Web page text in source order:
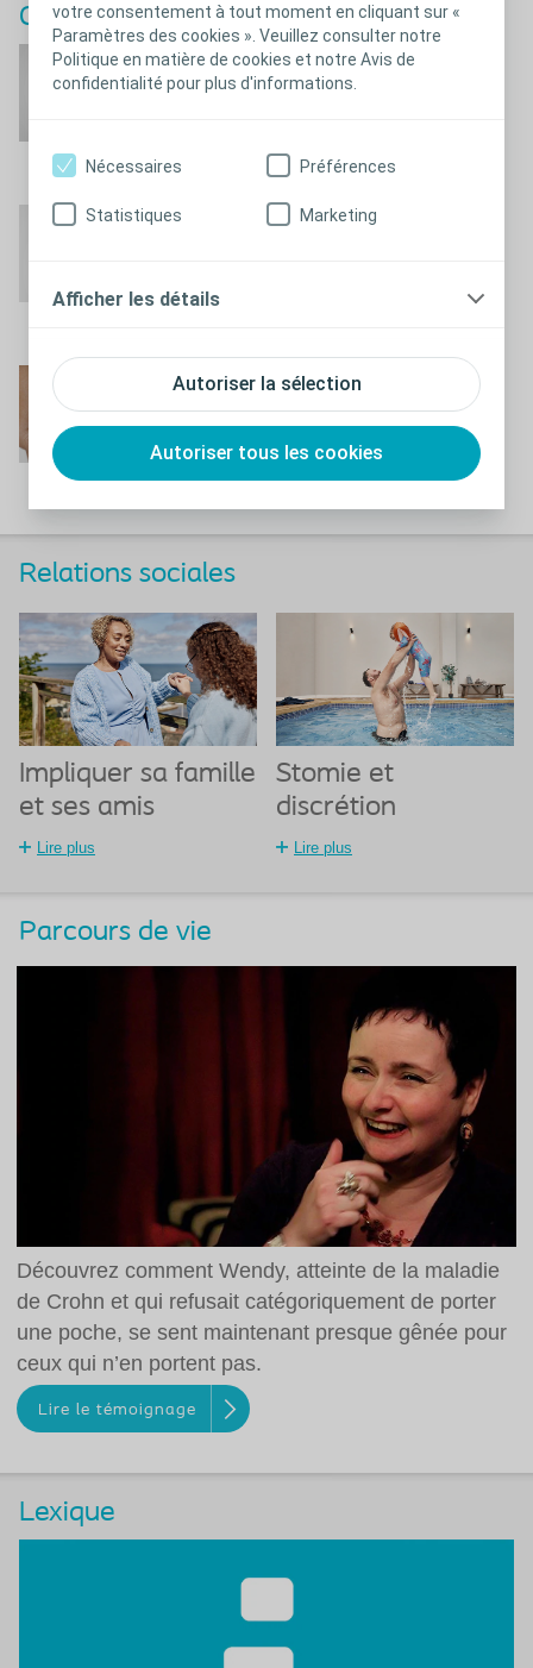
votre consentement à tout moment en cliquant sur «
Paramètres des cookies ». Veuillez consulter notre
Politique en matière de cookies et notre Avis de
confidentialité pour plus d'informations.
Autoriser la sélection
Autoriser tous les cookies
Nécessaires Préférences
Statistiques Marketing
Afficher les détails
Changer son appareillage
Changer une poche de
colostomie
Changer une poche
Changer une poche
d'urostomie
Relations sociales
Impliquer sa famille
et ses amis
Lire plus
Stomie et
discrétion
Lire plus
Parcours de vie
Découvrez comment Wendy, atteinte de la maladie
de Crohn et qui refusait catégoriquement de porter
une poche, se sent maintenant presque gênée pour
ceux qui n’en portent pas.
Lire le témoignage
Lexique